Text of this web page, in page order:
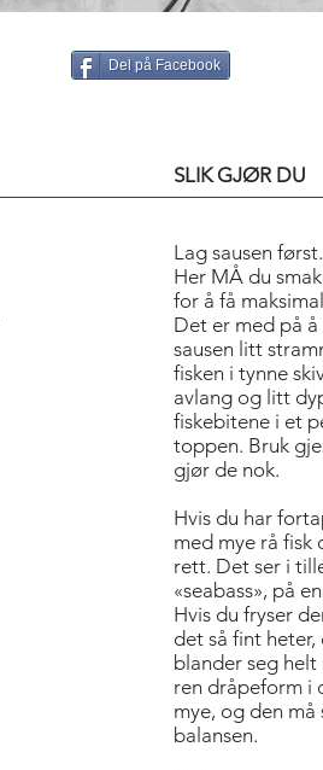
Del på Facebook
SLIK GJØR DU
Lag sausen
Her MÅ du
for å få
Det er med på
sausen litt
fisken i tynne
avlang og litt
fiskebitene i et
toppen. Bruk
gjør de nok.
Hvis du har
med mye rå fisk
rett. Det ser i
«seabass», på
Hvis du fryser
det så fint
blander seg
ren dråpeform i
mye, og den
balansen.